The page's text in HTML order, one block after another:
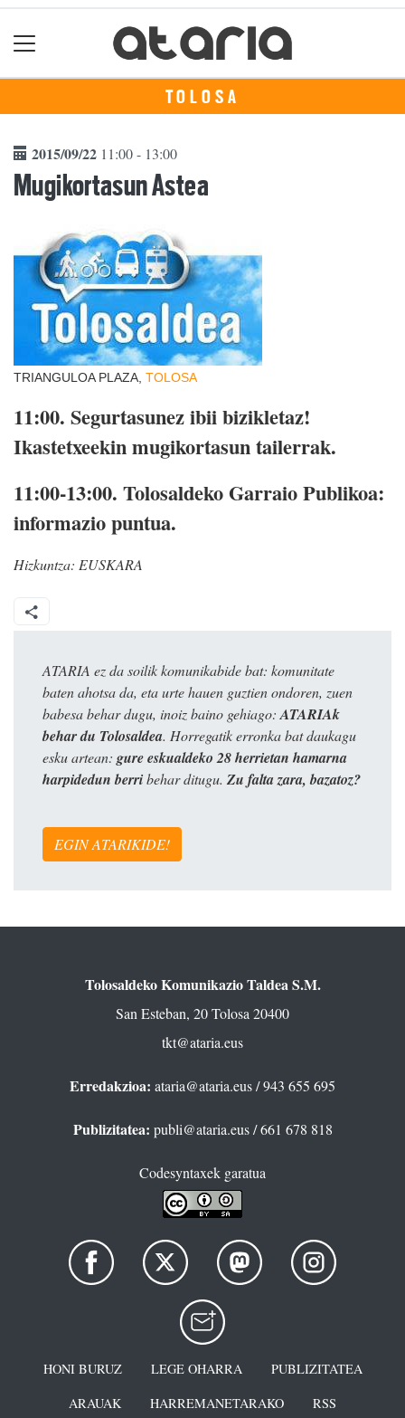
TOLOSA
2015/09/22 11:00 - 13:00
Mugikortasun Astea
TRIANGULOA PLAZA, TOLOSA
11:00. Segurtasunez ibii bizikletaz!
Ikastetxeekin mugikortasun tailerrak.
11:00-13:00. Tolosaldeko Garraio Publikoa:
informazio puntua.
Hizkuntza: EUSKARA
ATARIA ez da soilik komunikabide bat: komunitate
baten ahotsa da, eta urte hauen guztien ondoren, zuen
babesa behar dugu, inoiz baino gehiago: ATARIAk
behar du Tolosaldea. Horregatik erronka bat daukagu
esku artean: gure eskualdeko 28 herrietan hamarna
harpidedun berribehar ditugu. Zu falta zara, bazatoz?
EGIN ATARIKIDE!
Tolosaldeko Komunikazio Taldea S.M.
San Esteban, 20 Tolosa 20400
tkt@ataria.eus
Erredakzioa: ataria@ataria.eus/ 943 655 695
Publizitatea: publi@ataria.eus/ 661 678 818
Codesyntaxek garatua
HONI BURUZ LEGE OHARRA
PUBLIZITATEA
ARAUAK
HARREMANETARAKO RSS